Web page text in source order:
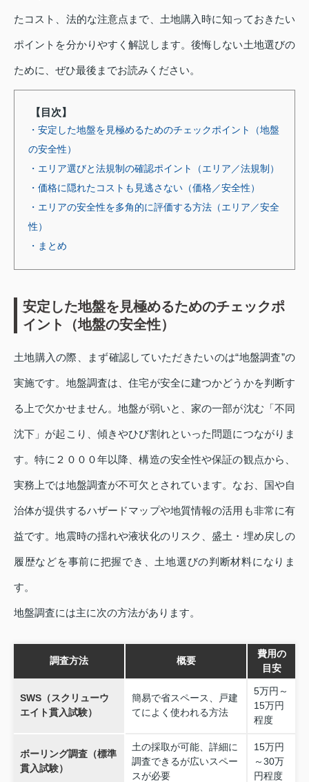
たコスト、法的な注意点まで、土地購入時に知っておきたい
ポイントを分かりやすく解説します。後悔しない土地選びの
ために、ぜひ最後までお読みください。
【目次】
・安定した地盤を見極めるためのチェックポイント（地盤
の安全性）
・エリア選びと法規制の確認ポイント（エリア／法規制）
・価格に隠れたコストも見逃さない（価格／安全性）
・エリアの安全性を多角的に評価する方法（エリア／安全
性）
・まとめ
安定した地盤を見極めるためのチェックポ
イント（地盤の安全性）
土地購入の際、まず確認していただきたいのは“地盤調査”の
実施です。地盤調査は、住宅が安全に建つかどうかを判断す
る上で欠かせません。地盤が弱いと、家の一部が沈む「不同
沈下」が起こり、傾きやひび割れといった問題につながりま
す。特に２０００年以降、構造の安全性や保証の観点から、
実務上では地盤調査が不可欠とされています。なお、国や自
治体が提供するハザードマップや地質情報の活用も非常に有
益です。地震時の揺れや液状化のリスク、盛土・埋め戻しの
履歴などを事前に把握でき、土地選びの判断材料になりま
す。
地盤調査には主に次の方法があります。
調査方法 概要
費用の
目安
SWS（スクリューウ
エイト貫入試験）
簡易で省スペース、戸建
てによく使われる方法
5万円～
15万円
程度
ボーリング調査（標準
貫入試験）
土の採取が可能、詳細に
調査できるが広いスペー
スが必要
15万円
～30万
円程度